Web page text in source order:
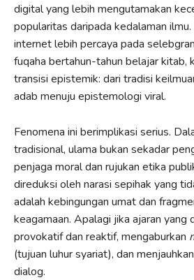
digital yang lebih mengutamakan
popularitas daripada kedalaman
internet lebih percaya pada
fuqaha bertahun-tahun belajar kitab,
transisi epistemik: dari tradisi
adab menuju epistemologi viral.
Fenomena ini berimplikasi serius.
tradisional, ulama bukan sekadar
penjaga moral dan rujukan etika
direduksi oleh narasi sepihak yang
adalah kebingungan umat dan
keagamaan. Apalagi jika ajaran yang
provokatif dan reaktif, mengaburkan
(tujuan luhur syariat), dan
dialog.